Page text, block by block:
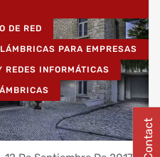
DE RED
PARA EMPRESAS
REDES INFORMÁTICAS
Contact